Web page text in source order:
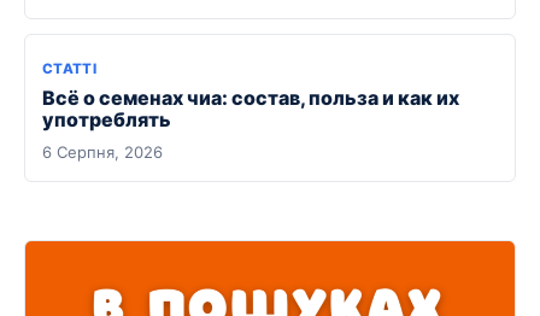
СТАТТІ
Всё о семенах чиа: состав, польза и как их
употреблять
6 Серпня, 2026